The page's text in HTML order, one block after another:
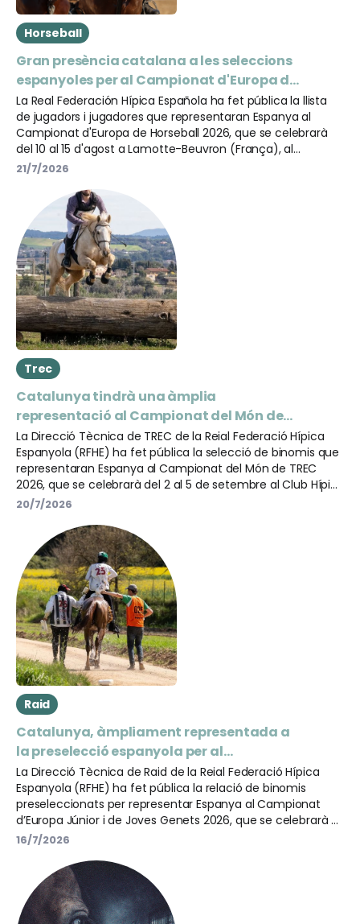
Horseball
Gran presència catalana a les seleccions
espanyoles per al Campionat d'Europa de
Horseball 2026
La Real Federación Hípica Española ha fet pública la llista
de jugadors i jugadores que representaran Espanya al
Campionat d'Europa de Horseball 2026, que se celebrarà
del 10 al 15 d'agost a Lamotte-Beuvron (França), al
prestigiós Parc Équestre Fédéral.
21/7/2026
Trec
Catalunya tindrà una àmplia
representació al Campionat del Món de
TREC 2026
La Direcció Tècnica de TREC de la Reial Federació Hípica
Espanyola (RFHE) ha fet pública la selecció de binomis que
representaran Espanya al Campionat del Món de TREC
2026, que se celebrarà del 2 al 5 de setembre al Club Hípic
Les Tanques, a Barcelona.
20/7/2026
Raid
Catalunya, àmpliament representada a
la preselecció espanyola per al
Campionat d’Europa Júnior i de Joves
Genets de Raid
La Direcció Tècnica de Raid de la Reial Federació Hípica
Espanyola (RFHE) ha fet pública la relació de binomis
preseleccionats per representar Espanya al Campionat
d’Europa Júnior i de Joves Genets 2026, que se celebrarà el
proper 31 de juliol a Jullianges (França).
16/7/2026